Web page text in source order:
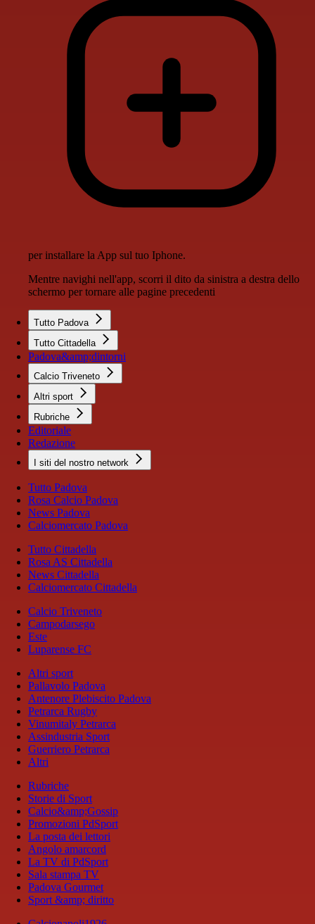
per installare la App sul tuo Iphone.
Mentre navighi nell'app, scorri il dito da sinistra a destra dello
schermo per tornare alle pagine precedenti
Tutto Padova
Tutto Cittadella
Padova&amp;dintorni
Calcio Triveneto
Altri sport
Rubriche
Editoriale
Redazione
I siti del nostro network
Tutto Padova
Rosa Calcio Padova
News Padova
Calciomercato Padova
Tutto Cittadella
Rosa AS Cittadella
News Cittadella
Calciomercato Cittadella
Calcio Triveneto
Campodarsego
Este
Luparense FC
Altri sport
Pallavolo Padova
Antenore Plebiscito Padova
Petrarca Rugby
Vinumitaly Petrarca
Assindustria Sport
Guerriero Petrarca
Altri
Rubriche
Storie di Sport
Calcio&amp;Gossip
Promozioni PdSport
La posta dei lettori
Angolo amarcord
La TV di PdSport
Sala stampa TV
Padova Gourmet
Sport &amp; diritto